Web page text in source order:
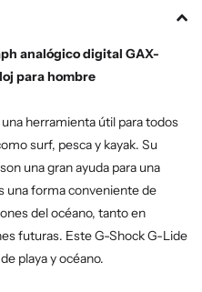
analógico digital GAX-
para hombre
herramienta útil para todos
surf, pesca y kayak. Su
una gran ayuda para una
una forma conveniente de
del océano, tanto en
futuras. Este G-Shock G-Lide
playa y océano.